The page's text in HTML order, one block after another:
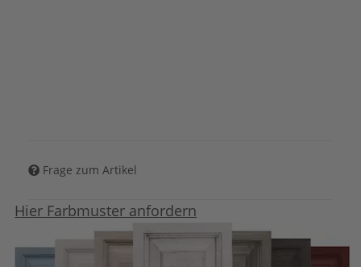
Frage zum Artikel
Hier Farbmuster anfordern